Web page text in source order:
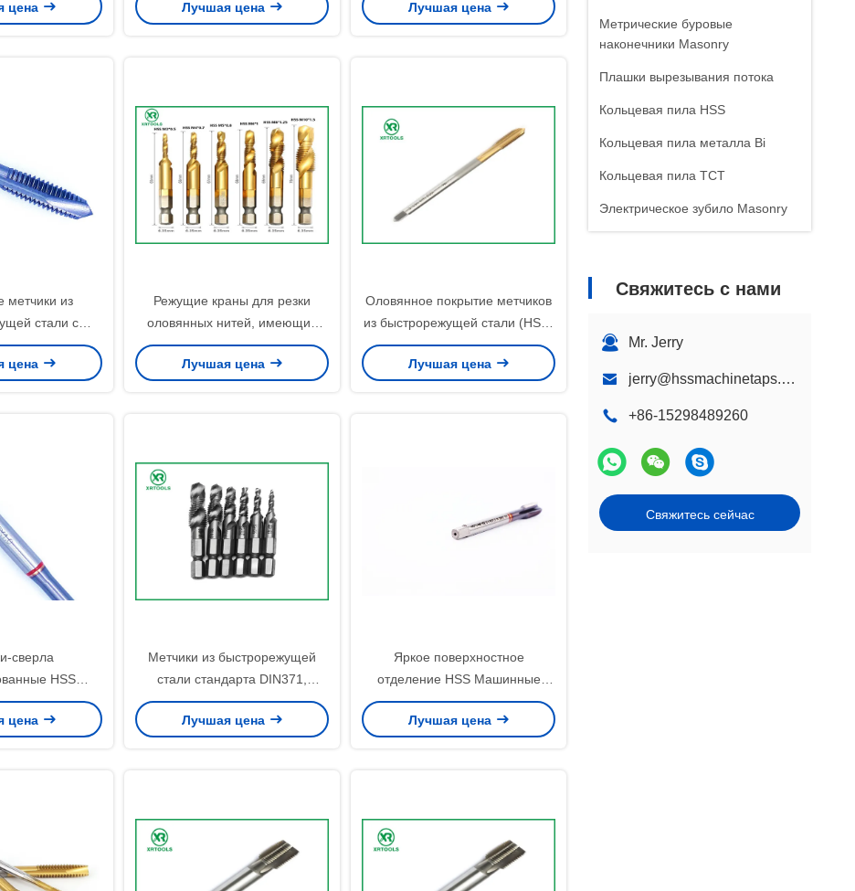
Метрические буровые
наконечники Masonry
Плашки вырезывания потока
Кольцевая пила HSS
Кольцевая пила металла Bi
Кольцевая пила TCT
Электрическое зубило Masonry
Свяжитесь с нами
Mr. Jerry
jerry@hssmachinetaps.com
+86-15298489260
Свяжитесь сейчас
инструменты
цена
других металлах в условиях
Лучшая цена
H2 H3 H4 Идеально подходят
Лучшая цена
из
стали с
покрытием,
с покрытием
цена
Режущие краны для резки
оловянных нитей, имеющие
толерантность 6H, подходящие
для профессиональной резки
Лучшая цена
Оловянное покрытие метчиков
из быстрорежущей стали (HSS)
с яркой поверхностью.
Универсальные инструменты
Лучшая цена
сверла
HSS
шаг 0.5-1.25,
инструмент,
цена
Метчики из быстрорежущей
стали стандарта DIN371,
метрическая резьба, шаг 0,5–
1,25, прецизионный режущий
Лучшая цена
Яркое поверхностное
отделение HSS Машинные
краны, предлагающие
толерантность 6H и обработку
Лучшая цена